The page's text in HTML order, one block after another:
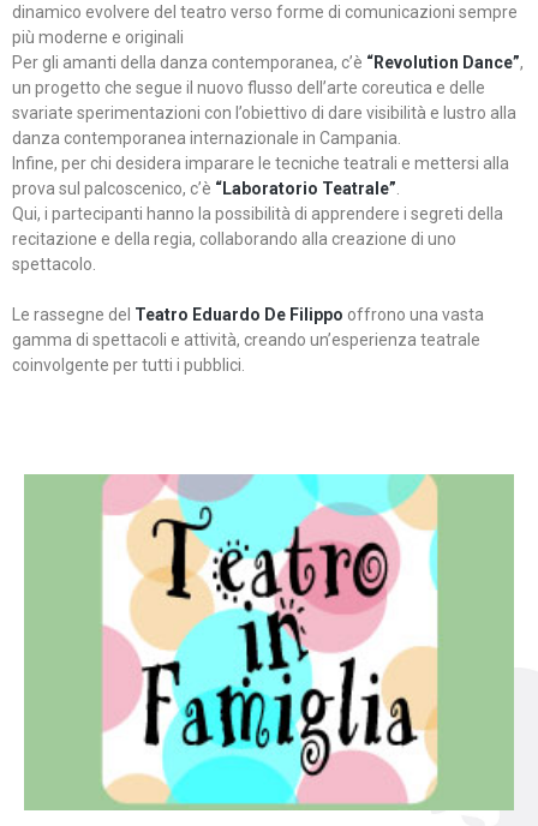
dinamico evolvere del teatro verso forme di comunicazioni sempre
più moderne e originali
Per gli amanti della danza contemporanea, c’è “Revolution Dance”,
un progetto che segue il nuovo flusso dell’arte coreutica e delle
svariate sperimentazioni con l’obiettivo di dare visibilità e lustro alla
danza contemporanea internazionale in Campania.
Infine, per chi desidera imparare le tecniche teatrali e mettersi alla
prova sul palcoscenico, c’è “Laboratorio Teatrale”
Qui, i partecipanti hanno la possibilità di apprendere i segreti della
recitazione e della regia, collaborando alla creazione di uno
spettacolo.
Le rassegne del Teatro Eduardo De Filippo offrono una vasta
gamma di spettacoli e attività, creando un’esperienza teatrale
coinvolgente per tutti i pubblici.
Teatro in famiglia
Teatro In Famiglia è una rassegna di teatro concepita
per far condividere e godere del teatro all’intera
famiglia.
Continua